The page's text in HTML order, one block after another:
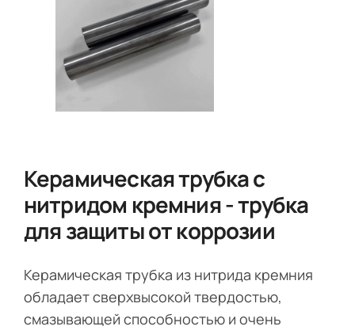
Керамическая трубка с
нитридом кремния - трубка
для защиты от коррозии
Керамическая трубка из нитрида кремния
обладает сверхвысокой твердостью,
смазывающей способностью и очень